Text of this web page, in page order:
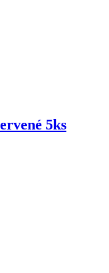
5ks